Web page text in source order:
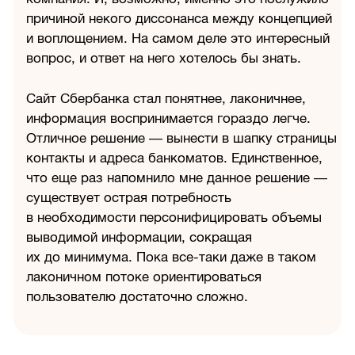
причиной некого диссонанса между концепцией
и воплощением. На самом деле это интересный
вопрос, и ответ на него хотелось бы знать.
Сайт Сбербанка стал понятнее, лаконичнее,
информация воспринимается гораздо легче.
Отличное решение — вынести в шапку страницы
контакты и адреса банкоматов. Единственное,
что еще раз напомнило мне данное решение —
существует острая потребность
в необходимости персонифицировать объемы
выводимой информации, сокращая
их до минимума. Пока все-таки даже в таком
лаконичном потоке ориентироваться
пользователю достаточно сложно.